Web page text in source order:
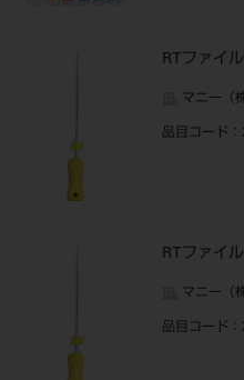
RTファ
マニー（
品目コード
RTファ
マニー（
品目コード